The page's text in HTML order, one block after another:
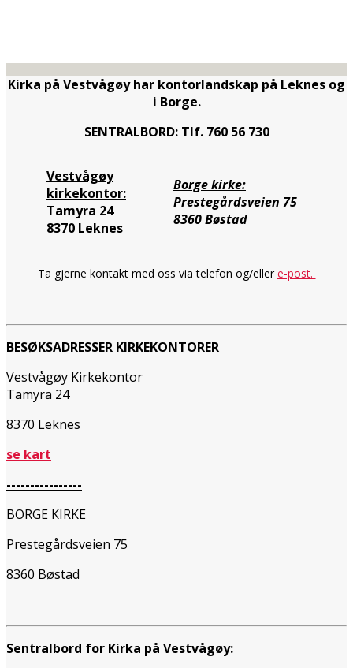
Kirka på Vestvågøy har kontorlandskap på Leknes og
i Borge.
SENTRALBORD: Tlf. 760 56 730
Vestvågøy
kirkekontor:
Tamyra 24
8370 Leknes
Borge kirke:
Prestegårdsveien 75
8360 Bøstad
Ta gjerne kontakt med oss via telefon og/ellere-post.
BESØKSADRESSER KIRKEKONTORER
Vestvågøy Kirkekontor
Tamyra 24
8370 Leknes
se kart
----------------
BORGE KIRKE
Prestegårdsveien 75
8360 Bøstad
Sentralbord for Kirka på Vestvågøy: